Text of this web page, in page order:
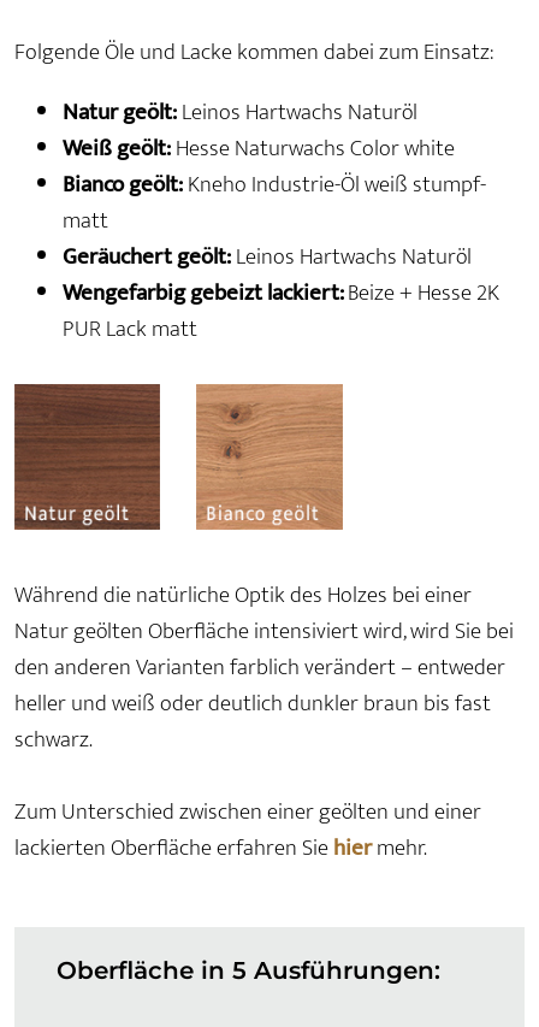
Folgende Öle und Lacke kommen dabei zum Einsatz:
Natur geölt:Leinos Hartwachs Naturöl
Weiß geölt:Hesse Naturwachs Color white
Bianco geölt:Kneho Industrie-Öl weiß stumpf-
matt
Geräuchert geölt:Leinos Hartwachs Naturöl
Wengefarbig gebeizt lackiert:Beize + Hesse 2K
PUR Lack matt
Während die natürliche Optik des Holzes bei einer
Natur geölten Oberfläche intensiviert wird, wird Sie bei
den anderen Varianten farblich verändert – entweder
heller und weiß oder deutlich dunkler braun bis fast
schwarz.
Zum Unterschied zwischen einer geölten und einer
lackierten Oberfläche erfahren Siehiermehr.
Oberfläche in 5 Ausführungen: